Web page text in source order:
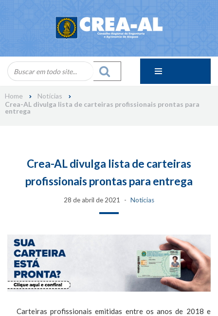
Home
Notícias
Crea-AL divulga lista de carteiras profissionais prontas para
entrega
Crea-AL divulga lista de carteiras
profissionais prontas para entrega
28 de abril de 2021 Notícias
Carteiras profissionais emitidas entre os anos de 2018 e